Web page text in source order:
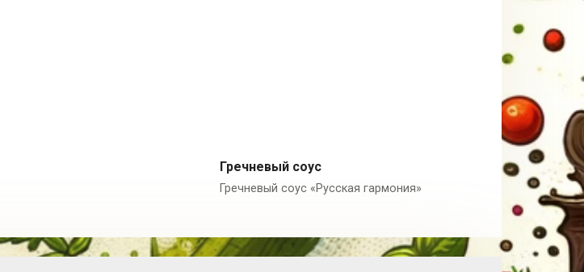
Россия
Гречневый соус
Гречневый соус «Русская гармония»